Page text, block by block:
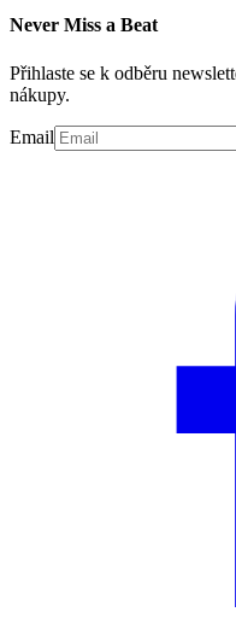
Never Miss a Beat
Přihlaste se k odběru
nákupy.
Email